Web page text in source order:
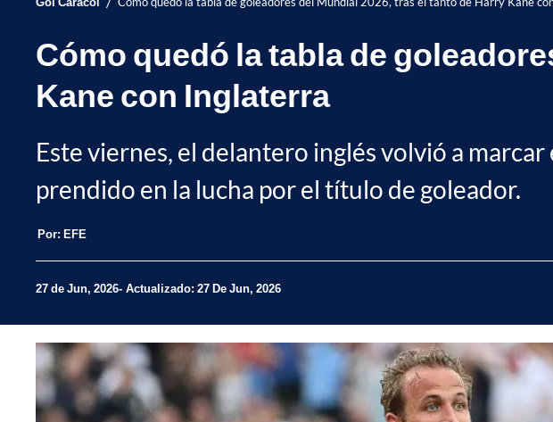
Cómo quedó la tabla de
Kane con Inglaterra
Este viernes, el delantero inglés volvió a
prendido en la lucha por el título de goleador.
Por: EFE
27 de Jun, 2026 Actualizado: 27 De Jun, 2026